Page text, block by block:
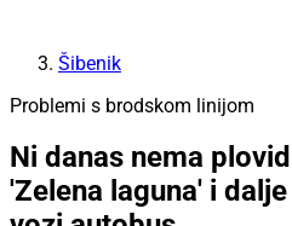
Šibenik
Problemi s brodskom linijom
Ni danas nema
'Zelena laguna' i